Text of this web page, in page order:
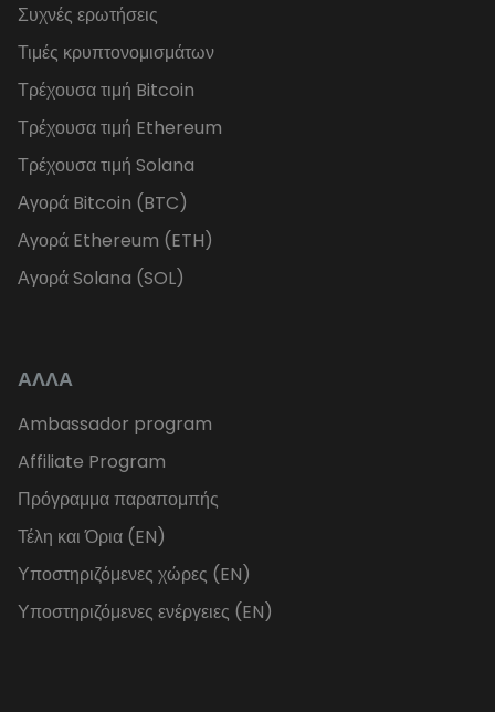
Συχνές ερωτήσεις
Τιμές κρυπτονομισμάτων
Τρέχουσα τιμή Bitcoin
Τρέχουσα τιμή Ethereum
Τρέχουσα τιμή Solana
Αγορά Bitcoin (BTC)
Αγορά Ethereum (ETH)
Αγορά Solana (SOL)
ΑΛΛΑ
Ambassador program
Affiliate Program
Πρόγραμμα παραπομπής
Τέλη και Όρια (EN)
Υποστηριζόμενες χώρες (EN)
Υποστηριζόμενες ενέργειες (EN)